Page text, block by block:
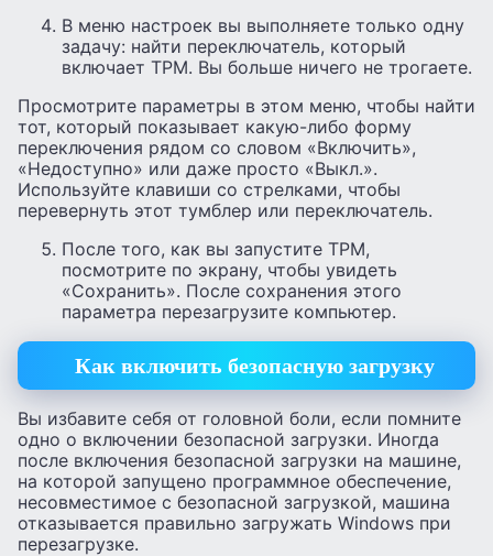
В меню настроек вы выполняете только одну
задачу: найти переключатель, который
включает TPM. Вы больше ничего не трогаете.
Просмотрите параметры в этом меню, чтобы найти
тот, который показывает какую-либо форму
переключения рядом со словом «Включить»,
«Недоступно» или даже просто «Выкл.».
Используйте клавиши со стрелками, чтобы
перевернуть этот тумблер или переключатель.
После того, как вы запустите TPM,
посмотрите по экрану, чтобы увидеть
«Сохранить». После сохранения этого
параметра перезагрузите компьютер.
Как включить безопасную загрузку
Вы избавите себя от головной боли, если помните
одно о включении безопасной загрузки. Иногда
после включения безопасной загрузки на машине,
на которой запущено программное обеспечение,
несовместимое с безопасной загрузкой, машина
отказывается правильно загружать Windows при
перезагрузке.